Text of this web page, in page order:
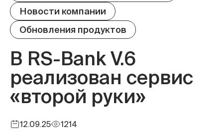
Поддержка
Медиа
Компания
Новости компании
Обновления продуктов
В RS-Bank V.6
реализован сервис
«второй руки»
12.09.25 1214